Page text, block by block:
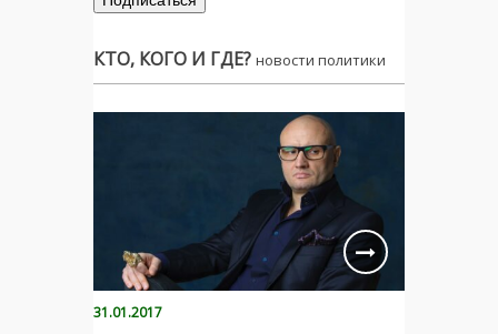
КТО, КОГО И ГДЕ? новости политики
31.01.2017